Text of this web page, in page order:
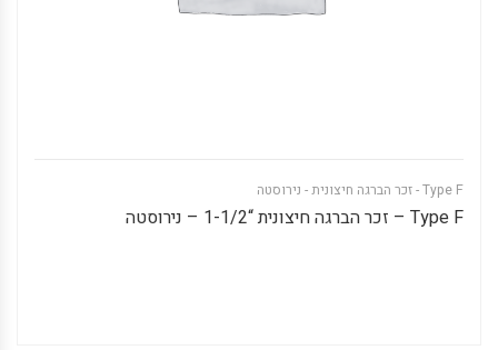
Type F - זכר הברגה חיצונית - נירוסטה
Type F – זכר הברגה חיצונית “1-1/2 – נירוסטה